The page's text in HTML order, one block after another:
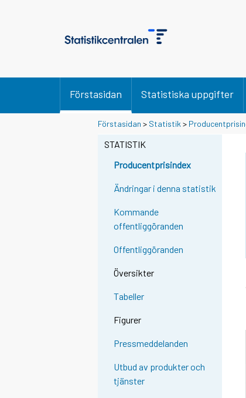
Förstasidan Statistiska uppgifter
Förstasidan > Statistik >
STATISTIK
Producentprisindex
Ändringar i denna statistik
Kommande
offentliggöranden
Offentliggöranden
Översikter
Tabeller
Figurer
Pressmeddelanden
Utbud av produkter och
tjänster